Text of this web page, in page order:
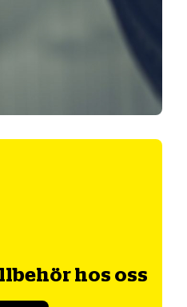
hos oss